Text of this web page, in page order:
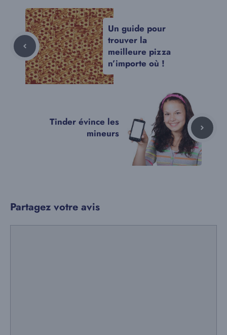
Un guide pour
trouver la
meilleure pizza
n’importe où !
Tinder évince les
mineurs
Partagez votre avis